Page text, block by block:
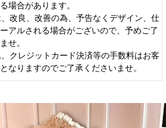
場合があります。
改良、改善の為、予告なくデザイン、仕
アルされる場合がございので、予めご了
せ。
クレジットカード決済等の手数料はお客
なりますのでご了承くださいませ。